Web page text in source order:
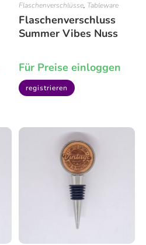
Flaschenverschlüsse, Tableware
Flaschenverschluss
Summer Vibes Nuss
Für Preise einloggen
registrieren